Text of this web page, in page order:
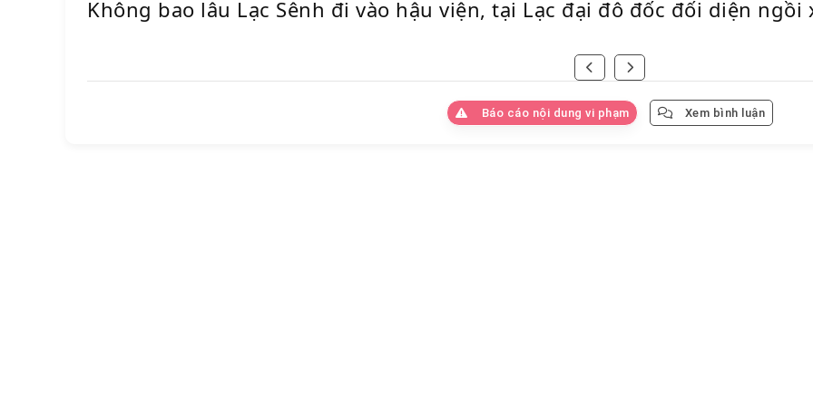
Không bao lâu Lạc Sênh đi vào hậu viện, tại Lạc đại đô đốc đối diện ngồi
Báo cáo nội dung vi phạm Xem bình luận